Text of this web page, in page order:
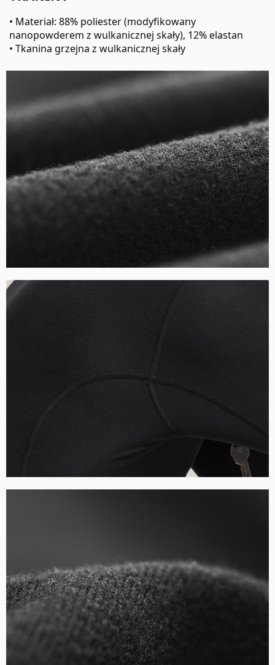
• Materiał: 88% poliester (modyfikowany
nanopowderem z wulkanicznej skały), 12% elastan
• Tkanina grzejna z wulkanicznej skały